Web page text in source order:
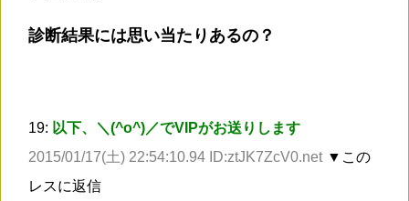
診断結果には思い当たりあるの？
19: 以下、＼(^o^)／でVIPがお送りします
2015/01/17(土) 22:54:10.94 ID:ztJK7ZcV0.net ▼この
レスに返信